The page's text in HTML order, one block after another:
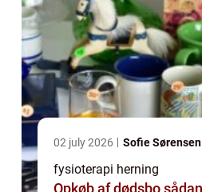
02 july 2026 Sofie Sørensen
fysioterapi herning
Opkøb af dødsbo sådan foregår en tryg